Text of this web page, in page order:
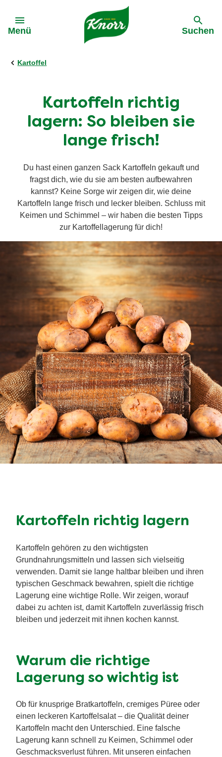
Menü Suchen
Kartoffel
Kartoffeln richtig
lagern: So bleiben sie
lange frisch!
Du hast einen ganzen Sack Kartoffeln gekauft und
fragst dich, wie du sie am besten aufbewahren
kannst? Keine Sorge wir zeigen dir, wie deine
Kartoffeln lange frisch und lecker bleiben. Schluss mit
Keimen und Schimmel – wir haben die besten Tipps
zur Kartoffellagerung für dich!
Kartoffeln richtig lagern
Kartoffeln gehören zu den wichtigsten
Grundnahrungsmitteln und lassen sich vielseitig
verwenden. Damit sie lange haltbar bleiben und ihren
typischen Geschmack bewahren, spielt die richtige
Lagerung eine wichtige Rolle. Wir zeigen, worauf
dabei zu achten ist, damit Kartoffeln zuverlässig frisch
bleiben und jederzeit mit ihnen kochen kannst.
Warum die richtige
Lagerung so wichtig ist
Ob für knusprige Bratkartoffeln, cremiges Püree oder
einen leckeren Kartoffelsalat – die Qualität deiner
Kartoffeln macht den Unterschied. Eine falsche
Lagerung kann schnell zu Keimen, Schimmel oder
Geschmacksverlust führen. Mit unseren einfachen